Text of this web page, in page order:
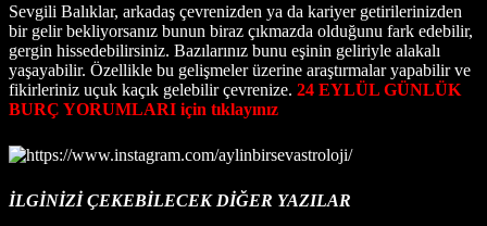
Sevgili Balıklar, arkadaş çevrenizden ya da kariyer getirilerinizden
bir gelir bekliyorsanız bunun biraz çıkmazda olduğunu fark edebilir,
gergin hissedebilirsiniz. Bazılarınız bunu eşinin geliriyle alakalı
yaşayabilir. Özellikle bu gelişmeler üzerine araştırmalar yapabilir ve
fikirleriniz uçuk kaçık gelebilir çevrenize. 24 EYLÜL GÜNLÜK
BURÇ YORUMLARI için tıklayınız
İLGİNİZİ ÇEKEBİLECEK DİĞER YAZILAR